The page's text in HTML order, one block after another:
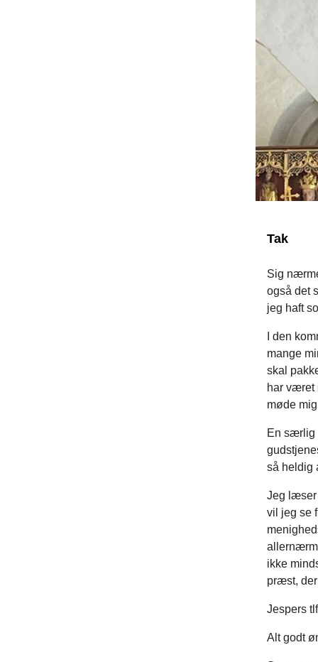
Tak
Sig
også det
jeg haft
I den
mange
skal
har været
møde
En særlig
så heldig
Jeg læser
vil jeg se
ikke
præst,
Jespers
Alt godt